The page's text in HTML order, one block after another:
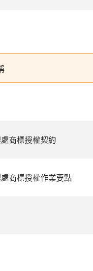
商標授權契約
商標授權作業要點